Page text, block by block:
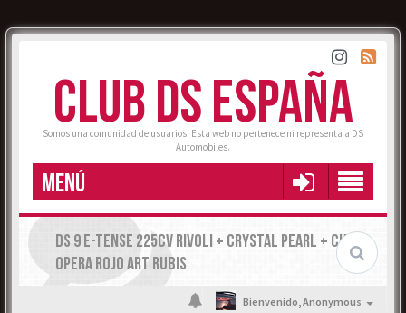
CLUB DS ESPAÑA
Somos una comunidad de usuarios. Esta web no pertenece ni representa a DS
Automobiles.
MENÚ
DS 9 E-TENSE 225CV RIVOLI + CRYSTAL PEARL + CUERO
OPERA ROJO ART RUBIS
Bienvenido,Anonymous